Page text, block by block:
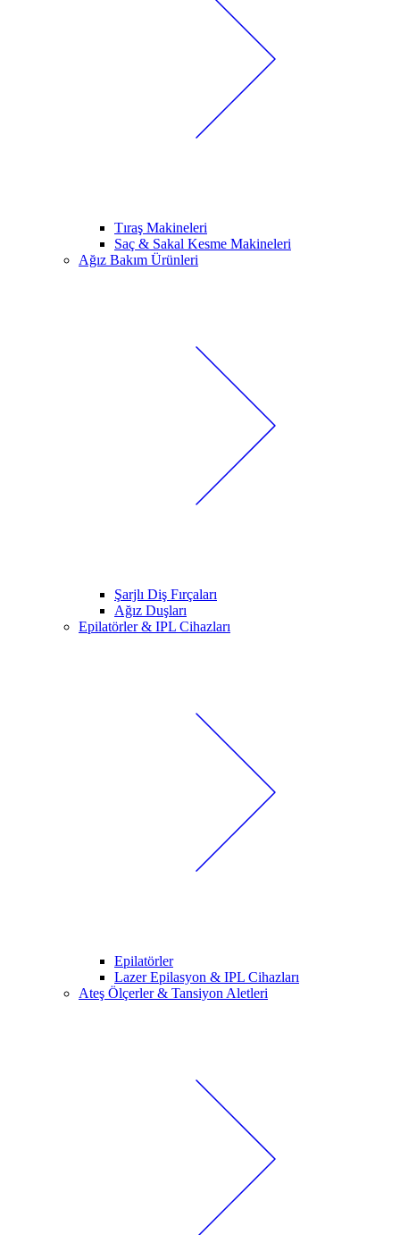
Tıraş Makineleri
Saç & Sakal Kesme Makineleri
Ağız Bakım Ürünleri
Şarjlı Diş Fırçaları
Ağız Duşları
Epilatörler & IPL Cihazları
Epilatörler
Lazer Epilasyon & IPL Cihazları
Ateş Ölçerler & Tansiyon Aletleri